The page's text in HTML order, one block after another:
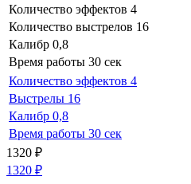
Количество эффектов 4
Количество выстрелов 16
Калибр 0,8
Время работы 30 сек
Количество эффектов 4
Выстрелы 16
Калибр 0,8
Время работы 30 сек
1320 ₽
1320 ₽